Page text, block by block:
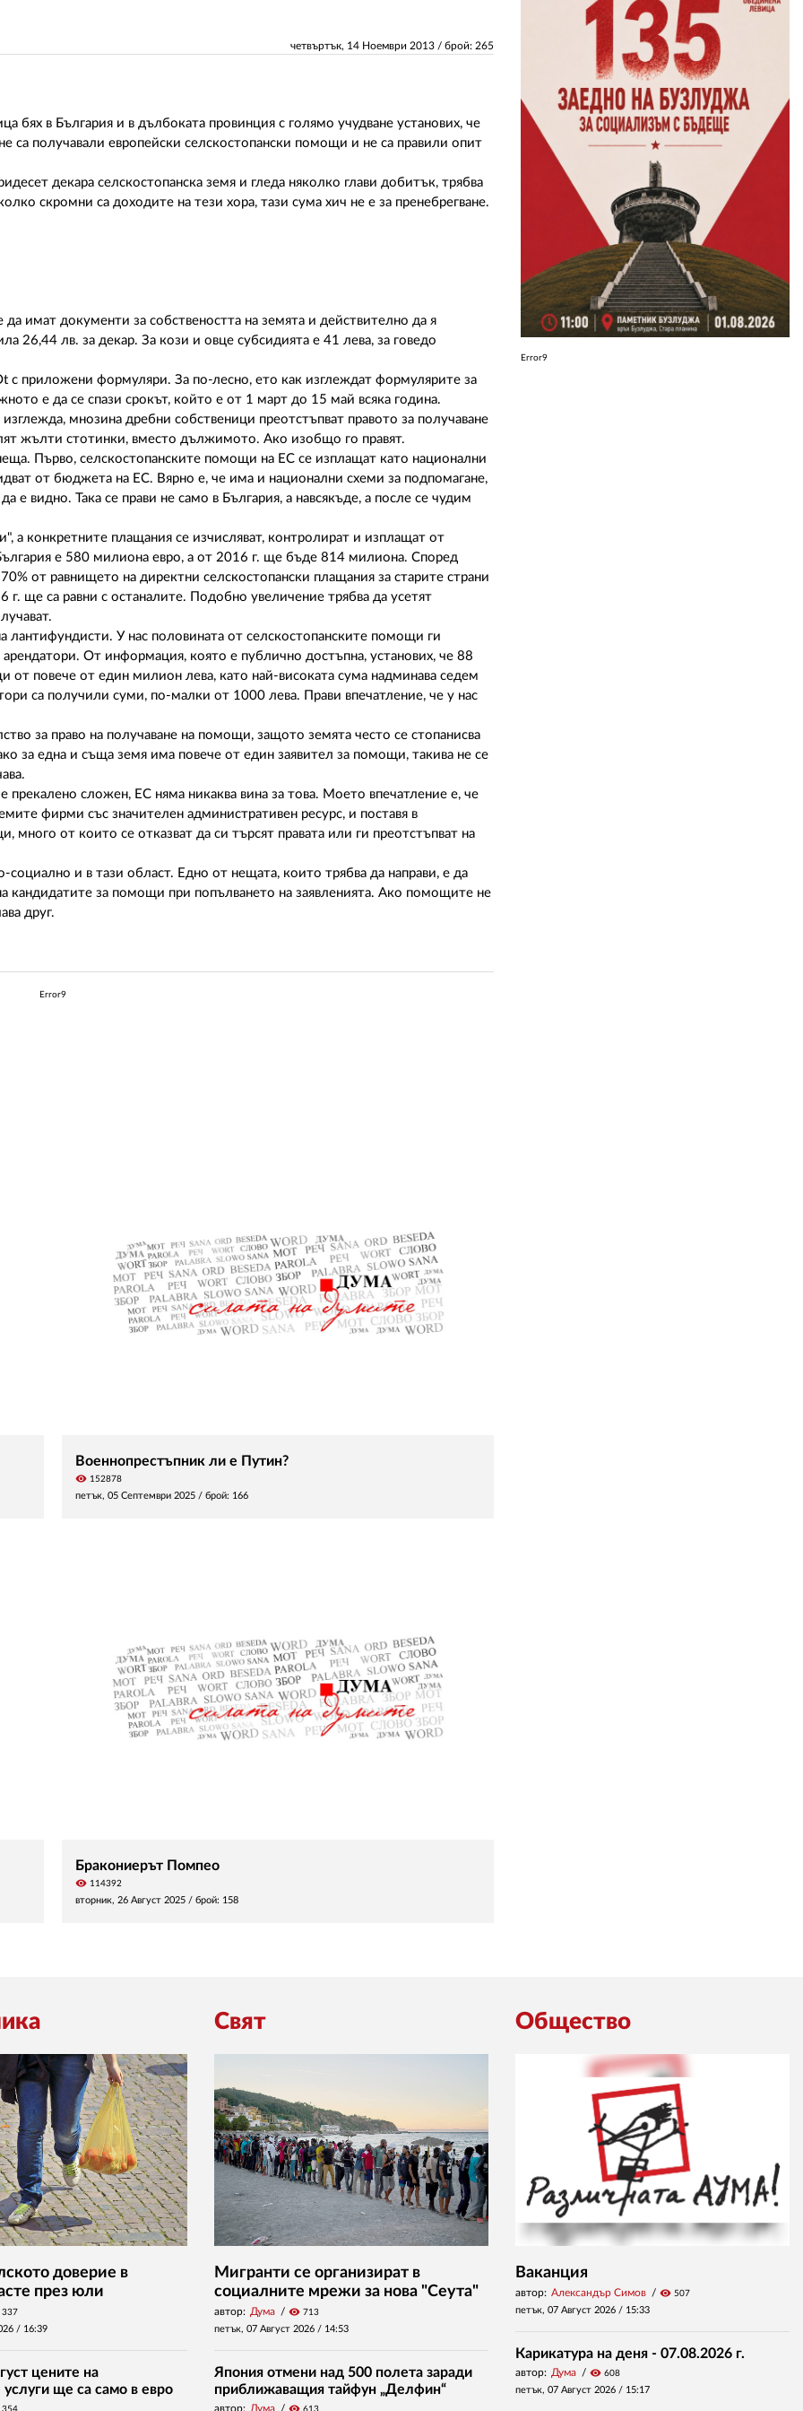
четвъртък, 14 Ноември 2013 / брой: 265
в България и в дълбоката провинция с голямо учудване установих, че
са получавали европейски селскостопански помощи и не са правили опит
декара селскостопанска земя и гледа няколко глави добитък, трябва
скромни са доходите на тези хора, тази сума хич не е за пренебрегване.
имат документи за собствеността на земята и действително да я
26,44 лв. за декар. За кози и овце субсидията е 41 лева, за говедо
с приложени формуляри. За по-лесно, ето как изглеждат формулярите за
е да се спази срокът, който е от 1 март до 15 май всяка година.
мнозина дребни собственици преотстъпват правото за получаване
жълти стотинки, вместо дължимото. Ако изобщо го правят.
Първо, селскостопанските помощи на ЕС се изплащат като национални
от бюджета на ЕС. Вярно е, че има и национални схеми за подпомагане,
видно. Така се прави не само в България, а навсякъде, а после се чудим
а конкретните плащания се изчисляват, контролират и изплащат от
е 580 милиона евро, а от 2016 г. ще бъде 814 милиона. Според
от равнището на директни селскостопански плащания за старите страни
ще са равни с останалите. Подобно увеличение трябва да усетят
лантифундисти. У нас половината от селскостопанските помощи ги
От информация, която е публично достъпна, установих, че 88
повече от един милион лева, като най-високата сума надминава седем
са получили суми, по-малки от 1000 лева. Прави впечатление, че у нас
за право на получаване на помощи, защото земята често се стопанисва
за една и съща земя има повече от един заявител за помощи, такива не се
сложен, ЕС няма никаква вина за това. Моето впечатление е, че
фирми със значителен административен ресурс, и поставя в
от които се отказват да си търсят правата или ги преотстъпват на
и в тази област. Едно от нещата, които трябва да направи, е да
кандидатите за помощи при попълването на заявленията. Ако помощите не
друг.
Error9
Военнопрестъпник ли е Путин?
visibility 152878
петък, 05 Септември 2025 / брой: 166
Бракониерът Помпео
visibility 114392
вторник, 26 Август 2025 / брой: 158
Error9
доверие в
през юли
337
/ 16:39
цените на
ще са само в евро
354
Свят
Мигранти се организират в
социалните мрежи за нова "Сеута"
автор: Дума visibility 713
петък, 07 Август 2026 / 14:53
Япония отмени над 500 полета заради
приближаващия тайфун „Делфин“
автор: Дума 613
Общество
Ваканция
автор: Александър Симов visibility 507
петък, 07 Август 2026 / 15:33
Карикатура на деня - 07.08.2026 г.
автор: Дума visibility 608
петък, 07 Август 2026 / 15:17
АВТОРИ
РЕДАКЦИЯ
РЕКЛАМА
АБОНАМЕНТ
УСЛОВИЯ ЗА ПОЛЗВАНЕ
ПОЛИТИКА ЗА БИСКВИТКИТЕ
ПОЛИТИКАТА ЗА